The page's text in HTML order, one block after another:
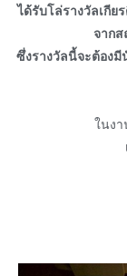
ได้รับโล่รางวัลเกี
จาก
ซึ่งรางวัลนี้จะต้อง
ในง